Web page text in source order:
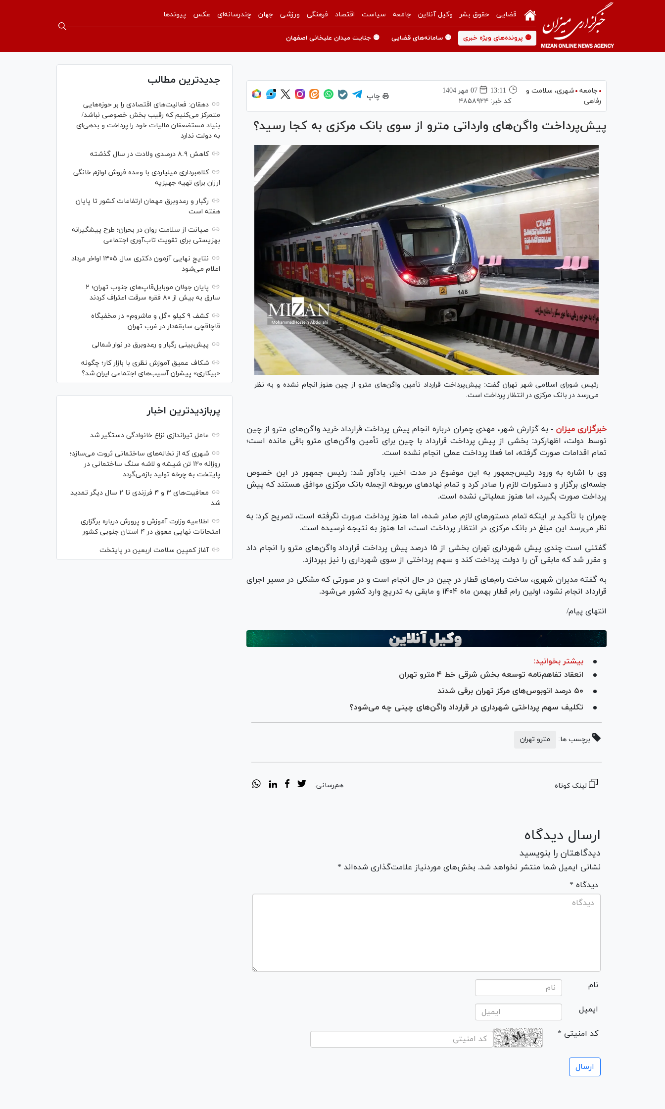
قضایی حقوق بشر وکیل آنلاین جامعه سیاست اقتصاد فرهنگی ورزشی جهان چندرسانه‌ای عکس پیوندها
🟡 پرونده‌های ویژه خبری 🟡 سامانه‌های قضایی 🟡 جنایت میدان علیخانی اصفهان
جامعه شهری،‌ سلامت و
رفاهی
13:11
07 مهر 1404
کد خبر:۴۸۵۸۹۲۴
چاپ
پیش‌پرداخت واگن‌های وارداتی مترو از سوی بانک مرکزی به کجا رسید؟
رئیس شورای اسلامی شهر تهران گفت: پیش‌‎پرداخت قرارداد تأمین واگن‌های مترو از چین هنوز انجام نشده و به نظر
می‌رسد در بانک مرکزی در انتظار پرداخت است.
خبرگزاری میزان - به گزارش شهر، مهدی چمران درباره انجام پیش پرداخت قرارداد خرید واگن‌های مترو از چین
توسط دولت، اظهارکرد: بخشی از پیش پرداخت قرارداد با چین برای تأمین واگن‌های مترو باقی مانده است؛
تمام اقدامات صورت گرفته، اما فعلا پرداخت عملی انجام نشده است.
وی با اشاره به ورود رئیس‌جمهور به این موضوع در مدت اخیر، یادآور شد: رئیس جمهور در این خصوص
جلسه‌ای برگزار و دستورات لازم را صادر کرد و تمام نهاد‌های مربوطه ازجمله بانک مرکزی موافق هستند که پیش
پرداخت صورت بگیرد، اما هنوز عملیاتی نشده است.
چمران با تأکید بر اینکه تمام دستور‌های لازم صادر شده، اما هنوز پرداخت صورت نگرفته است، تصریح کرد: به
نظر می‌رسد این مبلغ در بانک مرکزی در انتظار پرداخت است، اما هنوز به نتیجه نرسیده است.
گفتنی است چندی پیش شهرداری تهران بخشی از ۱۵ درصد پیش پرداخت قرارداد واگن‌های مترو را انجام داد
و مقرر شد که مابقی آن را دولت پرداخت کند و سهم پرداختی از سوی شهرداری را نیز بپردازد.
به گفته مدیران شهری، ساخت رام‌های قطار در چین در حال انجام است و در صورتی که مشکلی در مسیر اجرای
قرارداد انجام نشود، اولین رام قطار بهمن ماه ۱۴۰۴ و مابقی به تدریج وارد کشور می‌شود.
انتهای پیام/
بیشتر بخوانید:
انعقاد تفاهم‌نامه توسعه بخش شرقی خط ۴ مترو تهران
۵۰ درصد اتوبوس‌های مرکز تهران برقی شدند
تکلیف سهم پرداختی شهرداری در قرارداد واگن‌های چینی چه می‌شود؟
برچسب ها: مترو تهران
لینک کوتاه هم‌رسانی:
ارسال دیدگاه
دیدگاهتان را بنویسید
نشانی ایمیل شما منتشر نخواهد شد. بخش‌های موردنیاز علامت‌گذاری شده‌اند *
* دیدگاه
نام
ایمیل
* کد امنیتی
جدیدترین مطالب
دهقان: فعالیت‌های اقتصادی را بر حوزه‌هایی
متمرکز می‌کنیم که رقیب بخش خصوصی نباشد/
بنیاد مستضعفان مالیات خود را پرداخت و بدهی‌ای
به دولت ندارد
کاهش ۸.۹ درصدی ولادت در سال گذشته
کلاهبرداری میلیاردی با وعده فروش لوازم خانگی
ارزان برای تهیه جهیزیه
رگبار و رعدوبرق مهمان ارتفاعات کشور تا پایان
هفته است
صیانت از سلامت روان در بحران؛ طرح پیشگیرانه
بهزیستی برای تقویت تاب‌آوری اجتماعی
نتایج نهایی آزمون دکتری سال ۱۴۰۵ اواخر مرداد
اعلام می‌شود
پایان جولان موبایل‌قاپ‌های جنوب تهران؛ ۲
سارق به بیش از ۸۰ فقره سرقت اعتراف کردند
کشف ۹ کیلو «گل و ماشروم» در مخفیگاه
قاچاقچی سابقه‌دار در غرب تهران
پیش‌بینی رگبار و رعدوبرق در نوار شمالی
شکاف عمیق آموزش نظری با بازار کار؛ چگونه
«بیکاری» پیشران آسیب‌های اجتماعی ایران شد؟
پربازدیدترین اخبار
عامل تیراندازی نزاع خانوادگی دستگیر شد
شهری که از نخاله‌های ساختمانی ثروت می‌سازد؛
روزانه ۱۲۰ تن شیشه و لاشه سنگ ساختمانی در
پایتخت به چرخه تولید بازمی‌گردد
معافیت‌های ۳ و ۴ فرزندی تا ۲ سال دیگر تمدید
شد
اطلاعیه وزارت آموزش و پرورش درباره برگزاری
امتحانات نهایی معوق در ۴ استان جنوبی کشور
آغاز کمپین سلامت اربعین در پایتخت